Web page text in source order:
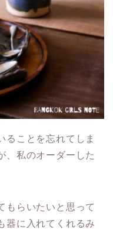
ることを忘れてしま
、私のオーダーした
もらいたいと思って
器に入れてくれるみ